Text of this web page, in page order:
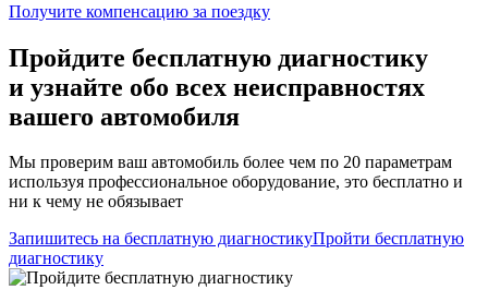
Получите компенсацию за поездку
Пройдите бесплатную диагностику
и узнайте обо всех неисправностях
вашего автомобиля
Мы проверим ваш автомобиль более чем по 20 параметрам
используя профессиональное оборудование, это бесплатно и
ни к чему не обязывает
Запишитесь на бесплатную диагностикуПройти бесплатную
диагностику